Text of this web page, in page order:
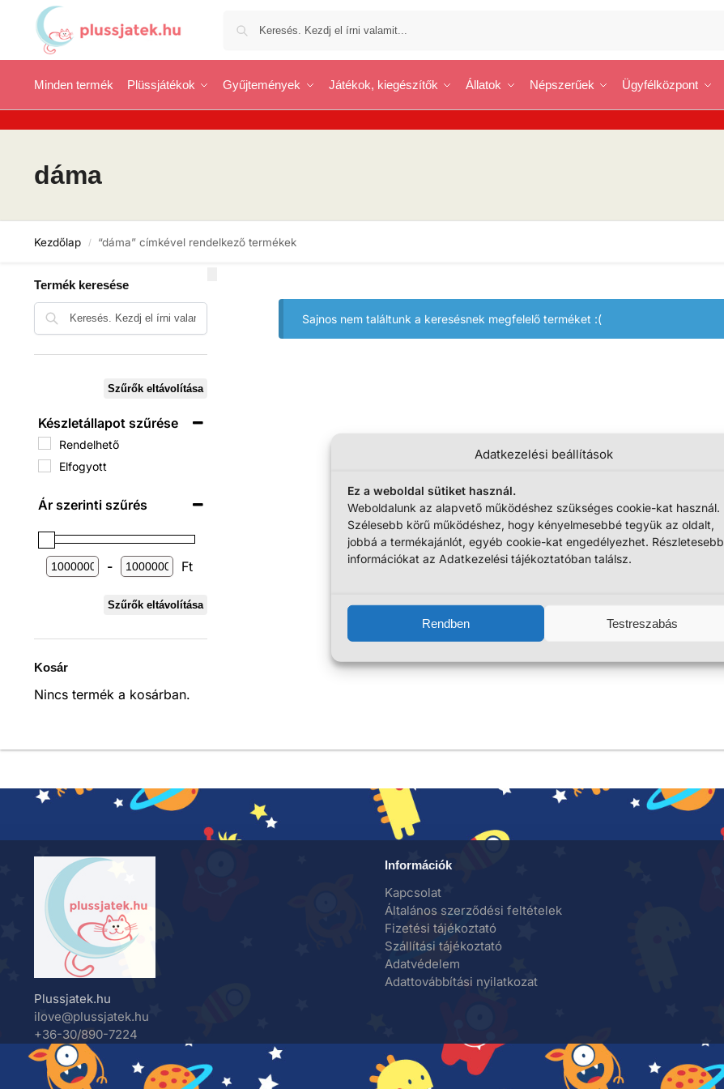
Adatkezelési beállítások
Ez a weboldal sütiket használ.
Weboldalunk az alapvető működéshez szükséges cookie-kat használ.
Szélesebb körű működéshez, hogy kényelmesebbé tegyük az oldalt,
jobbá a termékajánlót, egyéb cookie-kat engedélyezhet. Részletesebb
információkat az Adatkezelési tájékoztatóban találsz.
Rendben Testreszabás
Minden termék Plüssjátékok Gyűjtemények Játékok, kiegészítők Állatok Népszerűek Ügyfélközpont
dáma
Kezdőlap / “dáma” címkével rendelkező termékek
Sajnos nem találtunk a keresésnek megfelelő terméket :(
Termék keresése
Szűrők eltávolítása
Készletállapot szűrése
Rendelhető
Elfogyott
Ár szerinti szűrés
- Ft
Szűrők eltávolítása
Kosár
Nincs termék a kosárban.
Plussjatek.hu
ilove@plussjatek.hu
+36-30/890-7224
Információk
Kapcsolat
Általános szerződési feltételek
Fizetési tájékoztató
Szállítási tájékoztató
Adatvédelem
Adattovábbítási nyilatkozat